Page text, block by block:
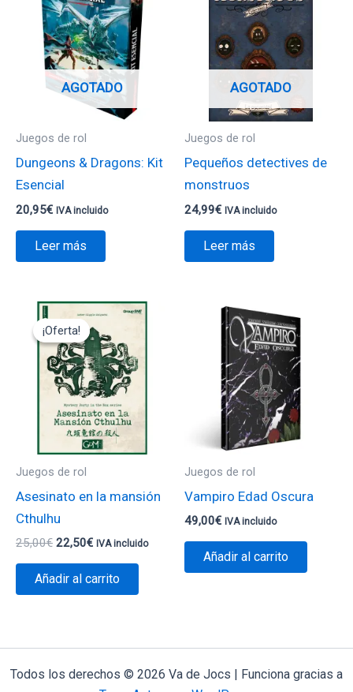
AGOTADO
Juegos de rol
Dungeons & Dragons: Kit
Esencial
20,95€ IVA incluido
Leer más
AGOTADO
Juegos de rol
Pequeños detectives de
monstruos
24,99€ IVA incluido
Leer más
¡Oferta!
¡Oferta!
Juegos de rol
Asesinato en la mansión
Cthulhu
25,00€
El
precio
original
era:
25,00€.
22,50€
El
actual
es:
22,50€.
IVA incluido
Añadir al carrito
Juegos de rol
Vampiro Edad Oscura
49,00€ IVA incluido
Añadir al carrito
Todos los derechos © 2026 Va de Jocs | Funciona gracias a